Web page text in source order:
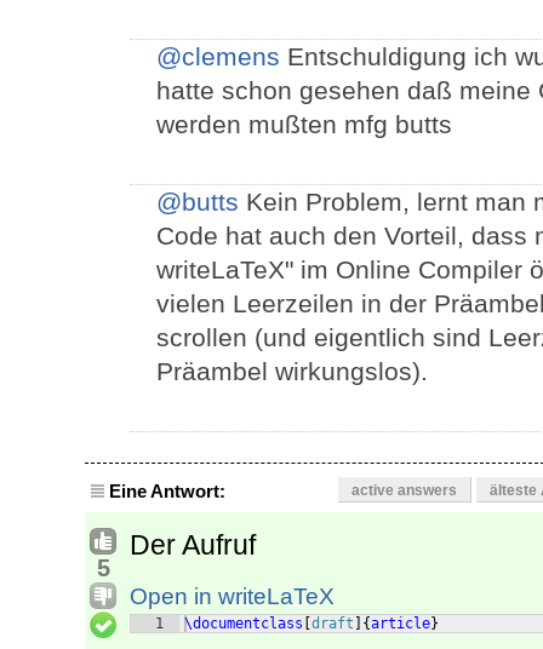
@clemens Entschuldigung ich
hatte schon gesehen daß
werden mußten mfg butts
@butts Kein Problem, lernt man
Code hat auch den Vorteil, dass
writeLaTeX" im Online Compiler
vielen Leerzeilen in der
scrollen (und eigentlich sind
Präambel wirkungslos).
Eine Antwort: active answers älteste
5
Der Aufruf
Open in writeLaTeX
1 \documentclass draft {article}